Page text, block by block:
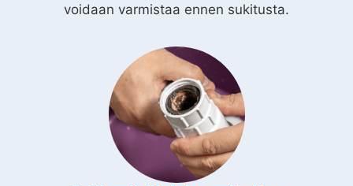
voidaan varmistaa ennen sukitusta.